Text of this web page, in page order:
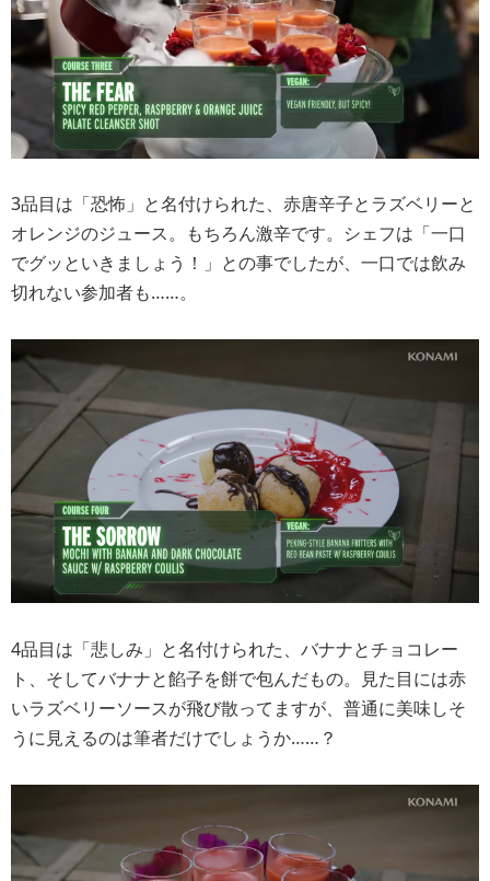
3品目は「恐怖」と名付けられた、赤唐辛子とラズベリーと
オレンジのジュース。もちろん激辛です。シェフは「一口
でグッといきましょう！」との事でしたが、一口では飲み
切れない参加者も……。
4品目は「悲しみ」と名付けられた、バナナとチョコレー
ト、そしてバナナと餡子を餅で包んだもの。見た目には赤
いラズベリーソースが飛び散ってますが、普通に美味しそ
うに見えるのは筆者だけでしょうか……？